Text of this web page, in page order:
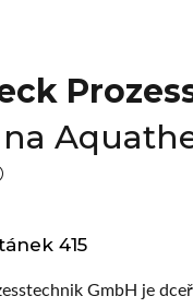
na
415
GmbH je